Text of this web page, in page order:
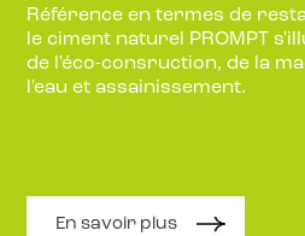
Référence en termes de
le ciment naturel PROMPT
de l'éco-consruction, de la
l'eau et assainissement.
En savoir plus